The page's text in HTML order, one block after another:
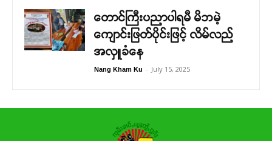
တောင်ကြီးပညာပါရမီ မိဘမဲ့
ကျောင်းဖြတ်ပိုင်းဖြင့် လိမ်လည်
အလှူခံနေ
Nang Kham Ku - July 15, 2025